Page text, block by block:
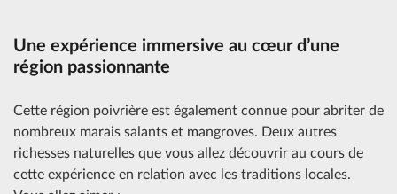
Une expérience immersive au cœur d’une
région passionnante
Cette région poivrière est également connue pour abriter de
nombreux marais salants et mangroves. Deux autres
richesses naturelles que vous allez découvrir au cours de
cette expérience en relation avec les traditions locales.